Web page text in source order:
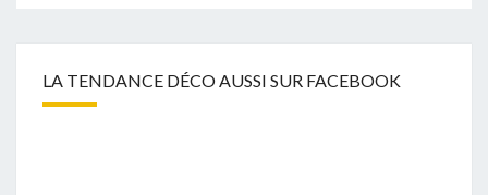
LA TENDANCE DÉCO AUSSI SUR FACEBOOK